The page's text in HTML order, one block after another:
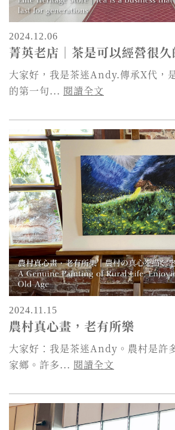
2024.12.06
菁英老店｜茶是可以經營很久
大家好，我是茶迷Andy.傳承X代，
的第一句... 閱讀全文
2024.11.15
農村真心畫，老有所樂
大家好：我是茶迷Andy。農村是許
家鄉。許多... 閱讀全文